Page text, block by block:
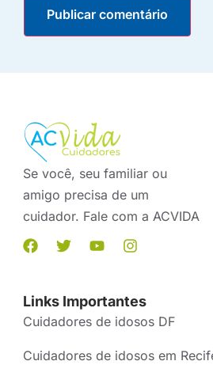
Se você, seu familiar ou
amigo precisa de um
cuidador. Fale com a ACVIDA
Links Importantes
Cuidadores de idosos DF
Cuidadores de idosos em